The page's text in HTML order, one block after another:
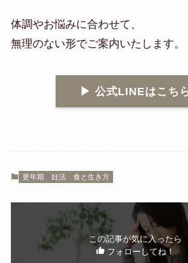
体調やお悩みに合わせて、
無理のない形でご案内いたします。
▶︎ 公式LINEはこち
更年期 妊活 食と生き方
この記事が気に入ったら
フォローしてね！